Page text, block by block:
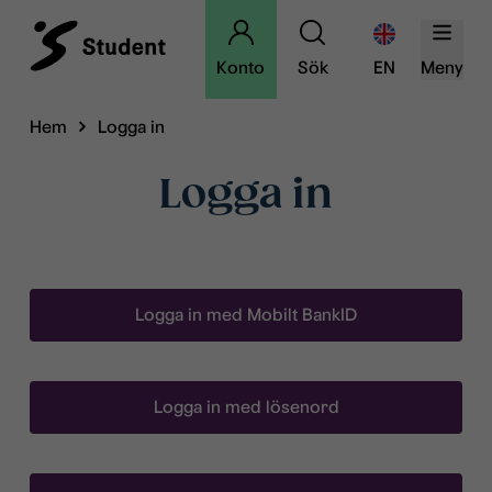
Konto Sök EN Meny
Hem Logga in
Logga in
Logga in med Mobilt BankID
Logga in med lösenord